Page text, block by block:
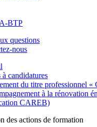
BTP
questions
nous
candidatures
du titre professionnel «
à la rénovation
CAREB)
des actions de formation